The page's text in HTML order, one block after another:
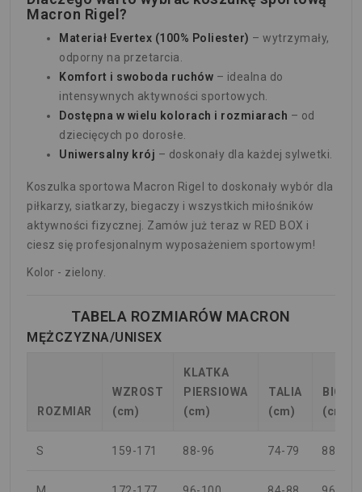
Macron Rigel?
Materiał Evertex (100% Poliester) – wytrzymały,
odporny na przetarcia.
Komfort i swoboda ruchów – idealna do
intensywnych aktywności sportowych.
Dostępna w wielu kolorach i rozmiarach – od
dziecięcych po dorosłe.
Uniwersalny krój – doskonały dla każdej sylwetki.
Koszulka sportowa Macron Rigel to doskonały wybór dla
piłkarzy, siatkarzy, biegaczy i wszystkich miłośników
aktywności fizycznej. Zamów już teraz w RED BOX i
ciesz się profesjonalnym wyposażeniem sportowym!
Kolor - zielony.
TABELA ROZMIARÓW MACRON
MĘŻCZYZNA/UNISEX
ROZMIAR
WZROST
(cm)
KLATKA
PIERSIOWA
(cm)
TALIA
(cm)
(cm)
S 159-171 88-96 74-79 88-94